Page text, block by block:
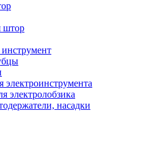
штор
электроинструмента
электролобзика
насадки